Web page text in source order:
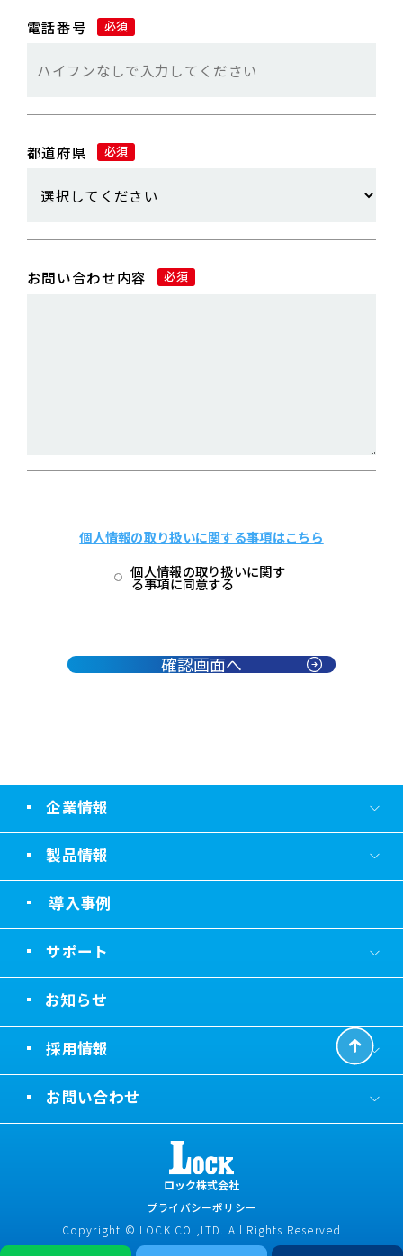
電話番号 必須
都道府県 必須
お問い合わせ内容 必須
個人情報の取り扱いに関する事項はこちら
個人情報の取り扱いに関す
る事項に同意する
確認画面へ
ロック株式会社
企業情報
製品情報
導入事例
サポート
お知らせ
採用情報
お問い合わせ
プライバシーポリシー
Copyright © LOCK CO.,LTD. All Rights Reserved